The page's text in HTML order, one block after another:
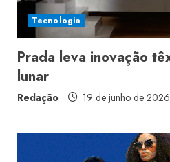
Tecnologia
Prada leva inovação
lunar
Redação 19 de junho de 2026
3
4 de agosto de
estoque